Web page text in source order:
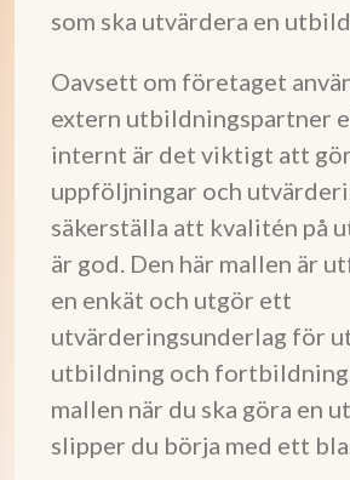
som ska utvärdera en
Oavsett om företaget
extern utbildningspartner
internt är det viktigt att
uppföljningar och
säkerställa att kvalitén på
är god. Den här mallen är
en enkät och utgör ett
utvärderingsunderlag för
utbildning och
mallen när du ska göra en
slipper du börja med ett